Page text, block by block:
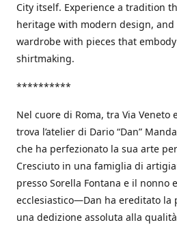
City itself. Experience a tradition
heritage with modern design, and
wardrobe with pieces that
shirtmaking.
**********
Nel cuore di Roma, tra Via Veneto
trova l’atelier di Dario “Dan”
che ha perfezionato la sua arte
Cresciuto in una famiglia di
presso Sorella Fontana e il nonno
ecclesiastico—Dan ha ereditato la
una dedizione assoluta alla